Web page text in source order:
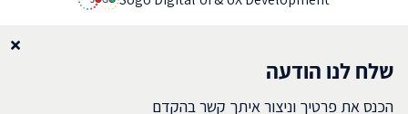
שלח לנו הודעה
הכנס את פרטיך וניצור איתך קשר בהקדם